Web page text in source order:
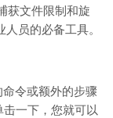
获文件限制和旋
员的必备工具。
令或额外的步骤
一下，您就可以